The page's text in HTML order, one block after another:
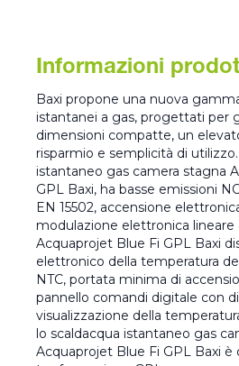
Informazioni
Baxi propone una nuova
istantanei a gas, progettati per
dimensioni compatte, un
risparmio e semplicità di
istantaneo gas camera stagna
GPL Baxi, ha basse emissioni
EN 15502, accensione
modulazione elettronica lineare
Acquaprojet Blue Fi GPL Baxi
elettronico della temperatura
NTC, portata minima di
pannello comandi digitale con
visualizzazione della
lo scaldacqua istantaneo gas
Acquaprojet Blue Fi GPL Baxi è